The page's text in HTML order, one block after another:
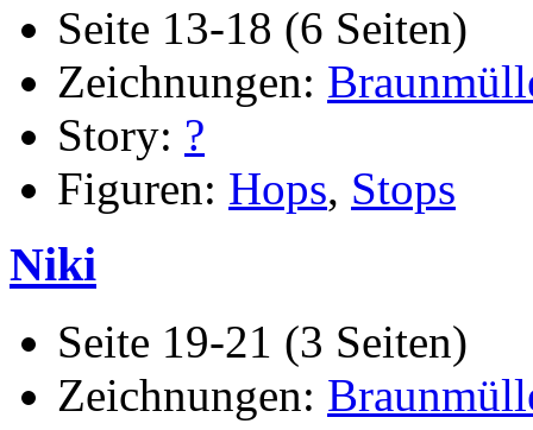
Seite 13-18 (6 Seiten)
Zeichnungen:
Story: ?
Figuren: Hops, Stops
Niki
Seite 19-21 (3 Seiten)
Zeichnungen: